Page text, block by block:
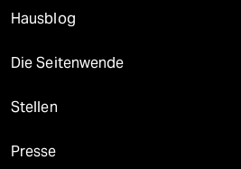
Hausblog
Die Seitenwende
Stellen
Presse